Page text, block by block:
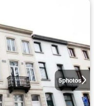
5photos